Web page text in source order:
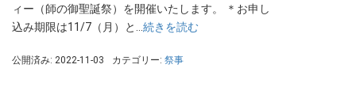
ィー（師の御聖誕祭）を開催いたします。 ＊お申し
込み期限は11/7（月）と… 続きを読む
公開済み: 2022-11-03 カテゴリー: 祭事